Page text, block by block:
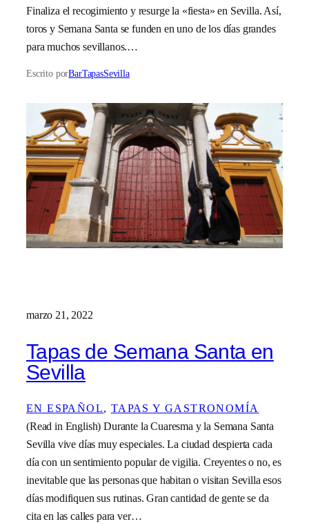
Finaliza el recogimiento y resurge la «fiesta» en Sevilla. Así,
toros y Semana Santa se funden en uno de los días grandes
para muchos sevillanos.…
Escrito porBarTapasSevilla
marzo 21, 2022
Tapas de Semana Santa en
Sevilla
EN ESPAÑOL, TAPAS Y GASTRONOMÍA
(Read in English) Durante la Cuaresma y la Semana Santa
Sevilla vive días muy especiales. La ciudad despierta cada
día con un sentimiento popular de vigilia. Creyentes o no, es
inevitable que las personas que habitan o visitan Sevilla esos
días modifiquen sus rutinas. Gran cantidad de gente se da
cita en las calles para ver…